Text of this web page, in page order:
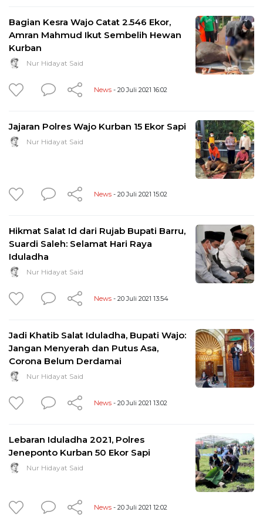
Bagian Kesra Wajo Catat 2.546 Ekor,
Amran Mahmud Ikut Sembelih Hewan
Kurban
Nur Hidayat Said
News - 20 Juli 2021 16:02
Jajaran Polres Wajo Kurban 15 Ekor Sapi
Nur Hidayat Said
News - 20 Juli 2021 15:02
Hikmat Salat Id dari Rujab Bupati Barru,
Suardi Saleh: Selamat Hari Raya
Iduladha
Nur Hidayat Said
News - 20 Juli 2021 13:54
Jadi Khatib Salat Iduladha, Bupati Wajo:
Jangan Menyerah dan Putus Asa,
Corona Belum Derdamai
Nur Hidayat Said
News - 20 Juli 2021 13:02
Lebaran Iduladha 2021, Polres
Jeneponto Kurban 50 Ekor Sapi
Nur Hidayat Said
News - 20 Juli 2021 12:02